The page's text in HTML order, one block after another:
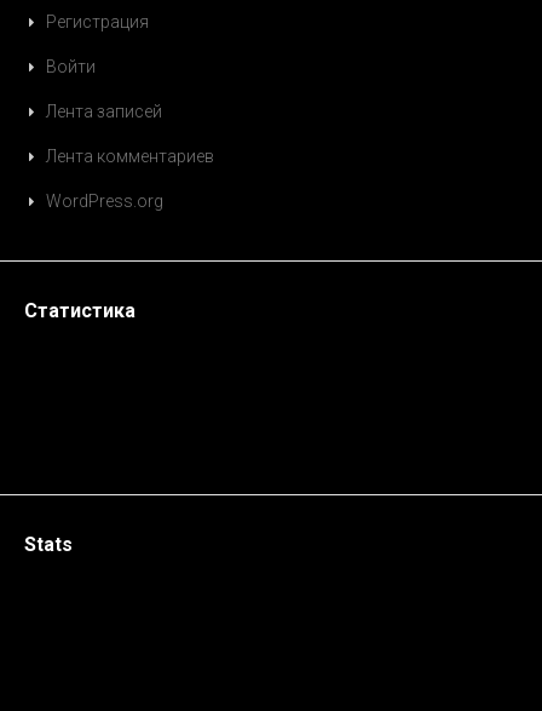
Регистрация
Войти
Лента записей
Лента комментариев
WordPress.org
Статистика
Stats